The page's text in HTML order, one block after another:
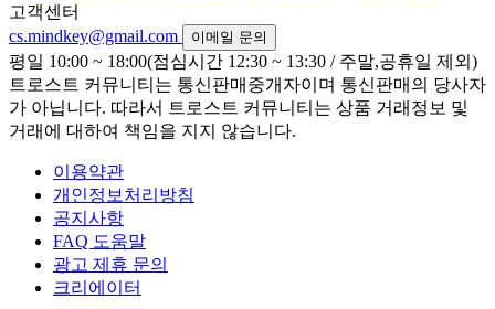
고객센터
cs.mindkey@gmail.com
이메일 문의
평일 10:00 ~ 18:00(점심시간 12:30 ~ 13:30 / 주말,공휴일 제외)
트로스트 커뮤니티는 통신판매중개자이며 통신판매의 당사자
가 아닙니다. 따라서 트로스트 커뮤니티는 상품 거래정보 및
거래에 대하여 책임을 지지 않습니다.
이용약관
개인정보처리방침
공지사항
FAQ 도움말
광고 제휴 문의
크리에이터